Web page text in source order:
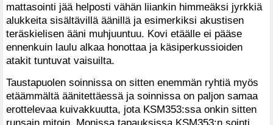
mattasointi jää helposti vähän liiankin himmeäksi jyrkkiä
alukkeita sisältävillä äänillä ja esimerkiksi akustisen
teräskielisen ääni muhjuuntuu. Kovi etäälle ei pääse
ennenkuin laulu alkaa honottaa ja käsiperkussioiden
atakit tuntuvat vaisuilta.
Taustapuolen soinnissa on sitten enemmän ryhtiä myös
etäämmältä äänitettäessä ja soinnissa on paljon samaa
erottelevaa kuivakkuutta, jota KSM353:ssa onkin sitten
runsain mitoin. Monissa tapauksissa KSM353:n sointi